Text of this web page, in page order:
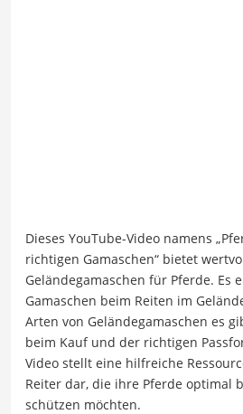
Dieses YouTube-Video namens
richtigen Gamaschen“ bietet
Geländegamaschen für Pferde. Es
Gamaschen beim Reiten im
Arten von Geländegamaschen es
beim Kauf und der richtigen
Video stellt eine hilfreiche
Reiter dar, die ihre Pferde optimal
schützen möchten.